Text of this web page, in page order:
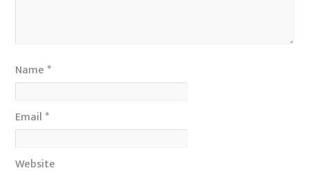
Name *
Email *
Website